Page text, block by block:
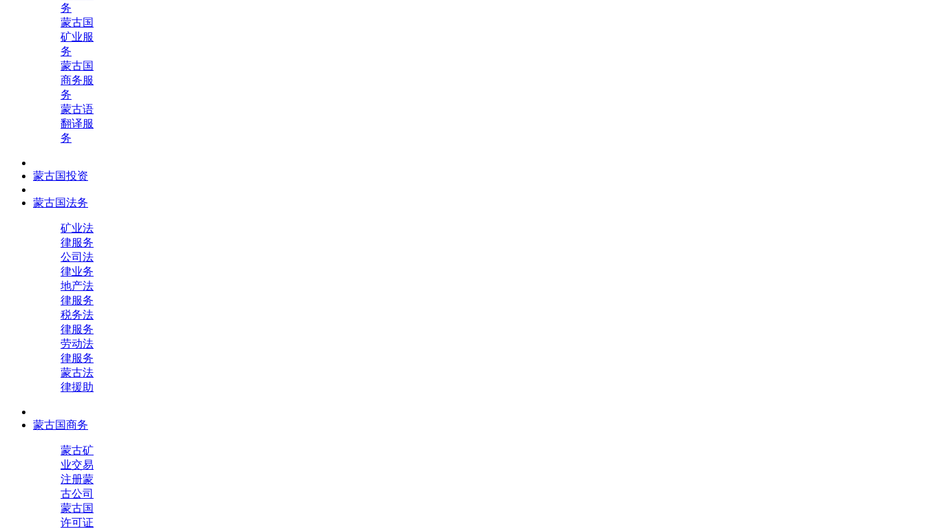
务
蒙古国
矿业服
务
蒙古国
商务服
务
蒙古语
翻译服
务
蒙古国投资
蒙古国法务
矿业法
律服务
公司法
律业务
地产法
律服务
税务法
律服务
劳动法
律服务
蒙古法
律援助
蒙古国商务
蒙古矿
业交易
注册蒙
古公司
蒙古国
许可证